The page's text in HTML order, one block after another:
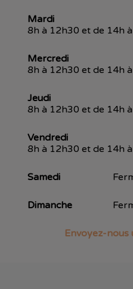
Mardi
8h à 12h30 et de 14h
Mercredi
8h à 12h30 et de 14h
Jeudi
8h à 12h30 et de 14h
Vendredi
8h à 12h30 et de 14h
Samedi
Dimanche
Envoyez-nous